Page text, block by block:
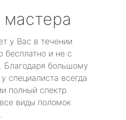
мастера
у Вас в течении
бесплатно и не с
Благодаря большому
специалиста всегда
полный спектр
виды поломок